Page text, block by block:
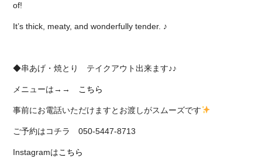
of!
It’s thick, meaty, and wonderfully tender. ♪
◆串あげ・焼とり テイクアウト出来ます♪♪
メニューは→→ こちら
事前にお電話いただけますとお渡しがスムーズです
ご予約はコチラ 050-5447-8713
Instagramはこちら